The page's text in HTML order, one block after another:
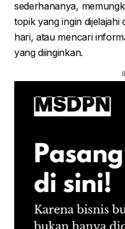
sederhananya,
topik yang ingin
hari, atau mencari
yang diinginkan.